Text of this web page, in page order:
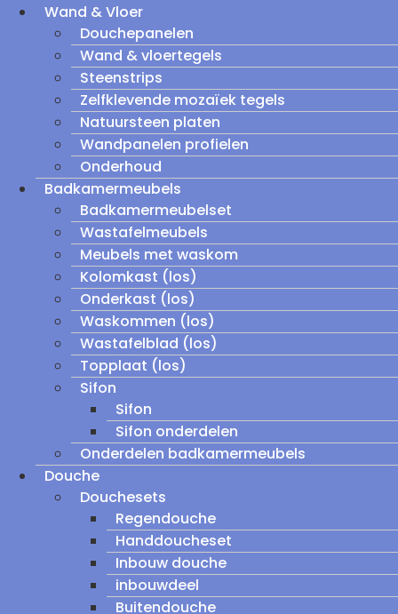
Wand & Vloer
Douchepanelen
Wand & vloertegels
Steenstrips
Zelfklevende mozaïek tegels
Natuursteen platen
Wandpanelen profielen
Onderhoud
Badkamermeubels
Badkamermeubelset
Wastafelmeubels
Meubels met waskom
Kolomkast (los)
Onderkast (los)
Waskommen (los)
Wastafelblad (los)
Topplaat (los)
Sifon
Sifon
Sifon onderdelen
Onderdelen badkamermeubels
Douche
Douchesets
Regendouche
Handdoucheset
Inbouw douche
inbouwdeel
Buitendouche